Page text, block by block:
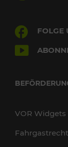
FOLGE
VOR Widgets